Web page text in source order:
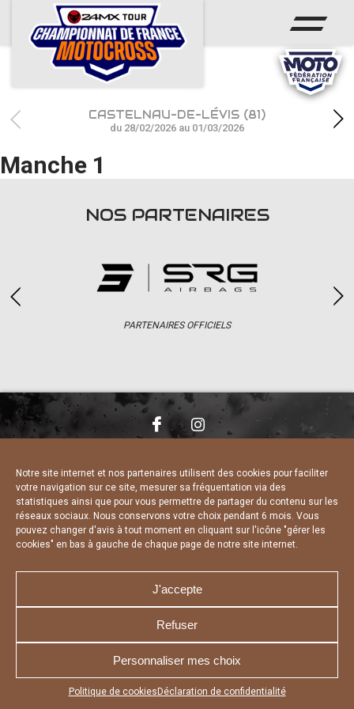
Notre site internet et nos partenaires utilisent des cookies pour faciliter
votre navigation sur ce site, mesurer sa fréquentation via des
statistiques ainsi que pour vous permettre de partager du contenu sur les
réseaux sociaux. Nous conservons votre choix pendant 6 mois. Vous
pouvez changer d'avis à tout moment en cliquant sur l'icône "gérer les
cookies" en bas à gauche de chaque page de notre site internet.
J'accepte
Refuser
Personnaliser mes choix
Politique de cookies Déclaration de confidentialité
Appuyez sur le bouton partager en bas de votre
ACCUEIL
ACTUS
CALENDRIER
RÉSULTATS
PHOTOS / WEB TV
CASTELNAU-DE-LÉVIS (81)
du 28/02/2026 au 01/03/2026
Manche 1
NOS PARTENAIRES
PARTENAIRES OFFICIELS
CHARTE DE CONFIDENTIALITÉ
DÉCLARATION DE CONFIDENTIALITÉ
POLITIQUE D’UTILISATION DES COOKIES
RÉALISÉ PAR L’AGENCE WEB A3 WEB